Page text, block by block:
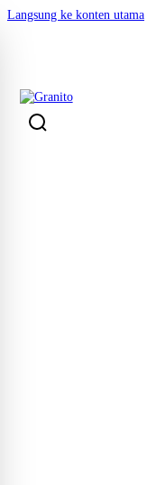
Langsung ke konten utama
KEMBALI